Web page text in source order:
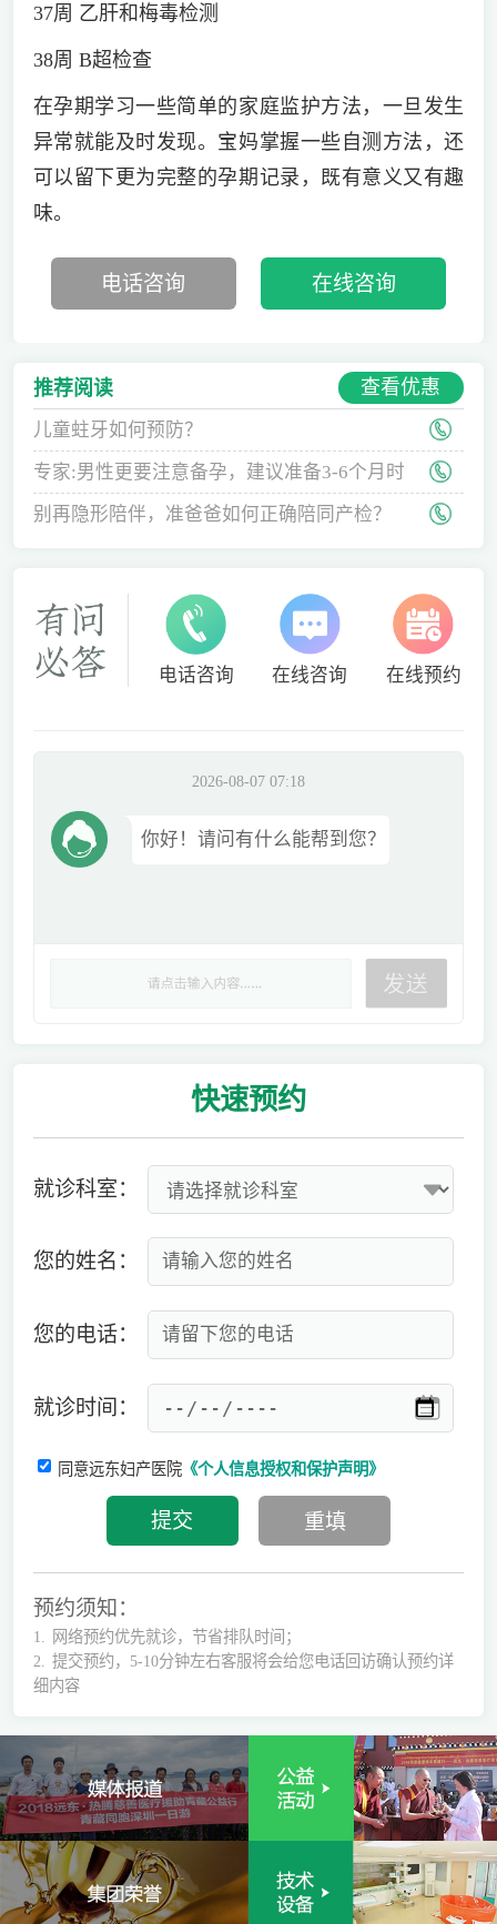
37周 乙肝和梅毒检测
38周 B超检查
在孕期学习一些简单的家庭监护方法，一旦发生
异常就能及时发现。宝妈掌握一些自测方法，还
可以留下更为完整的孕期记录，既有意义又有趣
味。
电话咨询 在线咨询
推荐阅读 查看优惠
儿童蛀牙如何预防？
专家:男性更要注意备孕，建议准备3-6个月时
间
别再隐形陪伴，准爸爸如何正确陪同产检？
电话咨询 在线咨询 在线预约
2026-08-07 07:18
你好！请问有什么能帮到您？
快速预约
就诊科室：
您的姓名：
您的电话：
就诊时间：
同意远东妇产医院《个人信息授权和保护声明》
预约须知：
1.
网络预约优先就诊，节省排队时间；
2.
提交预约，5-10分钟左右客服将会给您电话回访确认预约详
细内容